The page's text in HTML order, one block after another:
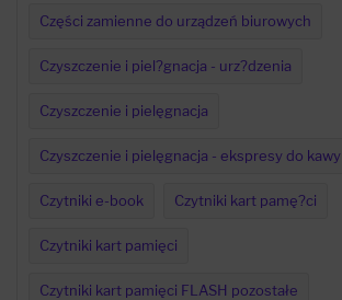
Części zamienne do urządzeń biurowych
Czyszczenie i piel?gnacja - urz?dzenia
Czyszczenie i pielęgnacja
Czyszczenie i pielęgnacja - ekspresy do kawy
Czytniki e-book Czytniki kart pamę?ci
Czytniki kart pamięci
Czytniki kart pamięci FLASH pozostałe